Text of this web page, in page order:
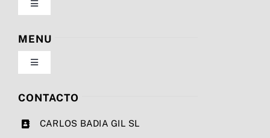
Toggle
Navigation
Política de privacidad
Condiciones de uso
MENU
Toggle
Navigation
Nosotros
CONTACTO
CARLOS BADIA GIL SL